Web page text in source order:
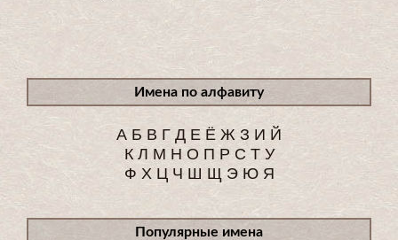
Имена по алфавиту
А Б В ГД Е Ё Ж З И Й
К Л М Н О П Р С Т У
Ф Х Ц Ч Ш Щ Э Ю Я
Популярные имена